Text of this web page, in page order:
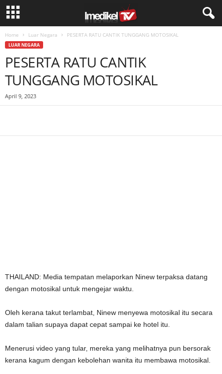
Home Luar Negara PESERTA RATU CANTIK TUNGGANG MOTOSIKAL
LUAR NEGARA
PESERTA RATU CANTIK
TUNGGANG MOTOSIKAL
April 9, 2023
THAILAND: Media tempatan melaporkan Ninew terpaksa datang
dengan motosikal untuk mengejar waktu.
Oleh kerana takut terlambat, Ninew menyewa motosikal itu secara
dalam talian supaya dapat cepat sampai ke hotel itu.
Menerusi video yang tular, mereka yang melihatnya pun bersorak
kerana kagum dengan kebolehan wanita itu membawa motosikal.